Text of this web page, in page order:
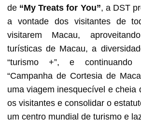
de “My Treats for You”, a DST
a vontade dos visitantes de
visitarem Macau,
turísticas de Macau, a
“turismo +”, e
“Campanha de Cortesia de
uma viagem inesquecível e cheia
os visitantes e consolidar o
um centro mundial de turismo e